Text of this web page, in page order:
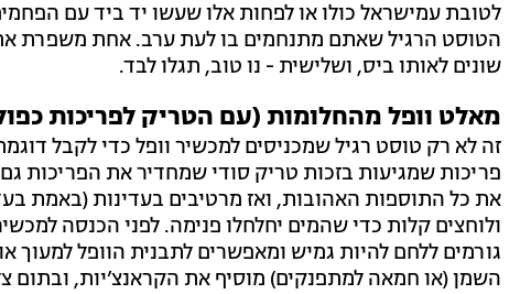
שונים לאותו ביס, ושלישית - נו טוב, תגלו לבד.
מאלט וופל מהחלומות (עם הטריק לפריכות
זה לא רק טוסט רגיל שמכניסים למכשיר וופל כדי לקבל
פריכות שמגיעות בזכות טריק סודי שמחדיר את הפריכות
את כל התוספות האהובות, ואז מרטיבים בעדינות (באמת
ולוחצים קלות כדי שהמים יחלחלו פנימה. לפני הכנסה
גורמים ללחם להיות גמיש ומאפשרים לתבנית הוופל למעוך
השמן (או חמאה למתפנקים) מוסיף את הקראנצ’יות, ובתום